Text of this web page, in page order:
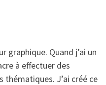
graphique. Quand j’ai un
à effectuer des
thématiques. J’ai créé ce